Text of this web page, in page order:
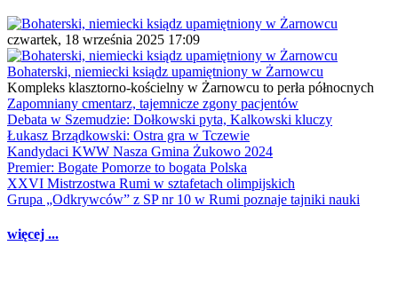
czwartek, 18 września 2025 17:09
Bohaterski, niemiecki ksiądz upamiętniony w Żarnowcu
Kompleks klasztorno-kościelny w Żarnowcu to perła północnych
Zapomniany cmentarz, tajemnicze zgony pacjentów
Debata w Szemudzie: Dołkowski pyta, Kalkowski kluczy
Łukasz Brządkowski: Ostra gra w Tczewie
Kandydaci KWW Nasza Gmina Żukowo 2024
Premier: Bogate Pomorze to bogata Polska
XXVI Mistrzostwa Rumi w sztafetach olimpijskich
Grupa „Odkrywców” z SP nr 10 w Rumi poznaje tajniki nauki
więcej ...